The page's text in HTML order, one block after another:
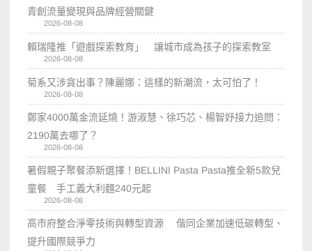
青創流量變現與品牌經營關鍵
2026-08-08
賴瑞隆推「遊戲探索教育」 讓城市成為孩子的探索教室
2026-08-08
菊系又涉貪出事？陳麗娜：這樣的新潮流，太可怕了！
2026-08-08
鄭家4000萬金流延燒！游淑慧、徐巧芯、楊智妤接力追問：
2190萬去哪了？
2026-08-08
暑假親子聚餐添新選擇！BELLINI Pasta Pasta推全新5款兒
童餐 手工義大利麵240元起
2026-08-08
高市府整合淨零技術與轉型資源 偕同企業加速低碳轉型、
提升國際競爭力